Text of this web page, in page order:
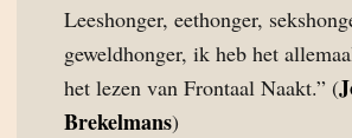
Leeshonger, eethonger,
geweldhonger, ik heb het
het lezen van Frontaal Naakt.” (
Brekelmans)